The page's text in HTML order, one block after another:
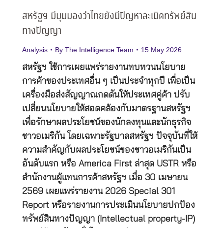
สหรัฐฯ มีมุมมองว่าไทยยังมีปัญหาละเมิดทรัพย์สิน
ทางปัญญา
Analysis By The Intelligence Team 15 May 2026
สหรัฐฯ ใช้การเผยแพร่รายงานทบทวนนโยบาย
การค้าของประเทศอื่น ๆ เป็นประจำทุกปี เพื่อเป็น
เครื่องมือส่งสัญญาณกดดันให้ประเทศคู่ค้า ปรับ
เปลี่ยนนโยบายให้สอดคล้องกับมาตรฐานสหรัฐฯ
เพื่อรักษาผลประโยชน์ของนักลงทุนและนักธุรกิจ
ชาวอเมริกัน โดยเฉพาะรัฐบาลสหรัฐฯ ปัจจุบันที่ให้
ความสำคัญกับผลประโยชน์ของชาวอเมริกันเป็น
อันดับแรก หรือ America First ล่าสุด USTR หรือ
สำนักงานผู้แทนการค้าสหรัฐฯ เมื่อ 30 เมษายน
2569 เผยแพร่รายงาน 2026 Special 301
Report หรือรายงานการประเมินนโยบายปกป้อง
ทรัพย์สินทางปัญญา (Intellectual property-IP)